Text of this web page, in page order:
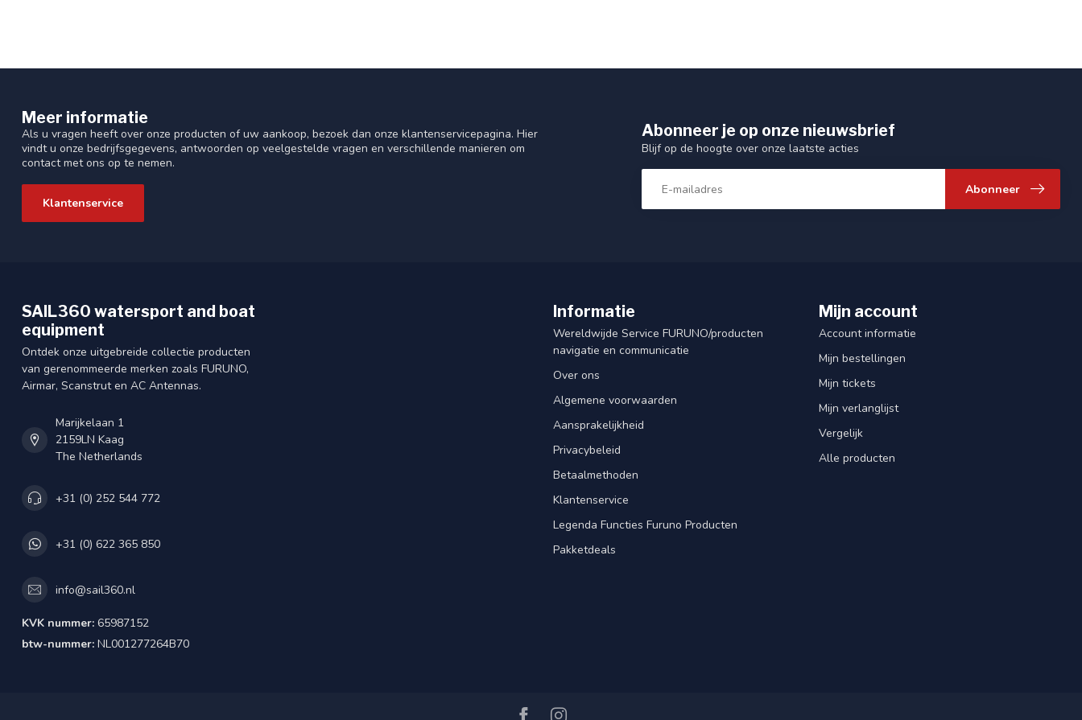
Meer informatie
Als u vragen heeft over onze producten of uw aankoop, bezoek dan onze klantenservicepagina. Hier
vindt u onze bedrijfsgegevens, antwoorden op veelgestelde vragen en verschillende manieren om
contact met ons op te nemen.
Klantenservice
Abonneer je op onze nieuwsbrief
Blijf op de hoogte over onze laatste acties
Abonneer
SAIL360 watersport and boat
equipment
Ontdek onze uitgebreide collectie producten
van gerenommeerde merken zoals FURUNO,
Airmar, Scanstrut en AC Antennas.
Marijkelaan 1
2159LN Kaag
The Netherlands
+31 (0) 252 544 772
+31 (0) 622 365 850
info@sail360.nl
KVK nummer: 65987152
btw-nummer: NL001277264B70
Informatie
Wereldwijde Service FURUNO/producten
navigatie en communicatie
Over ons
Algemene voorwaarden
Aansprakelijkheid
Privacybeleid
Betaalmethoden
Klantenservice
Legenda Functies Furuno Producten
Pakketdeals
Mijn account
Account informatie
Mijn bestellingen
Mijn tickets
Mijn verlanglijst
Vergelijk
Alle producten